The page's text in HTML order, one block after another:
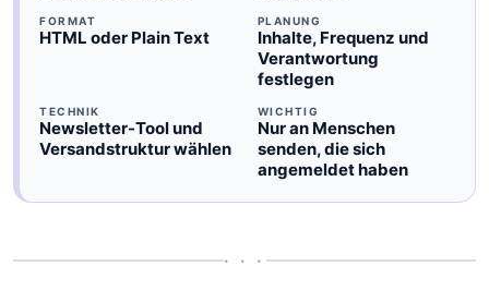
FORMAT
HTML oder Plain Text
PLANUNG
Inhalte, Frequenz und
Verantwortung
festlegen
TECHNIK
Newsletter-Tool und
Versandstruktur wählen
WICHTIG
Nur an Menschen
senden, die sich
angemeldet haben
• • •